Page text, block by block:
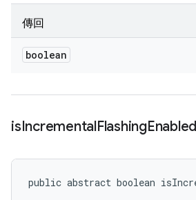
傳回
boolean
isIncrementalFlashingEnabled
public abstract boolean